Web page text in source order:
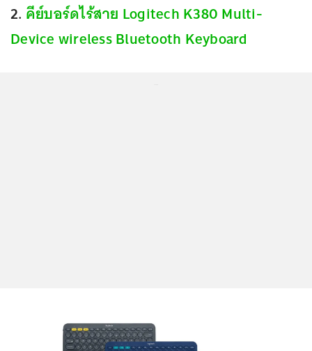
2. คีย์บอร์ดไร้สาย Logitech K380 Multi-
Device wireless Bluetooth Keyboard